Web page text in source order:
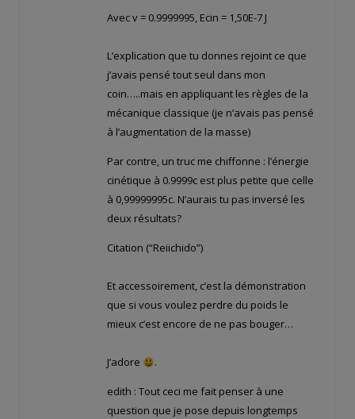
Avec v = 0.9999995, Ecin = 1,50E-7 J
L’explication que tu donnes rejoint ce que
j’avais pensé tout seul dans mon
coin…..mais en appliquant les règles de la
mécanique classique (je n’avais pas pensé
à l’augmentation de la masse)
Par contre, un truc me chiffonne : l’énergie
cinétique à 0.9999c est plus petite que celle
à 0,99999995c. N’aurais tu pas inversé les
deux résultats?
Citation (“Reiichido”)
Et accessoirement, c’est la démonstration
que si vous voulez perdre du poids le
mieux c’est encore de ne pas bouger…
J’adore .
edith : Tout ceci me fait penser à une
question que je pose depuis longtemps